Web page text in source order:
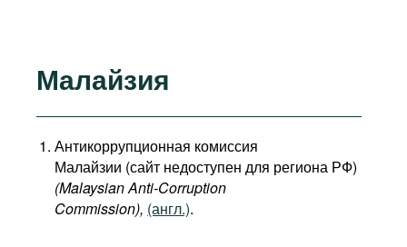
Малайзия
Антикоррупционная комиссия
Малайзии (сайт недоступен для региона РФ)
(Malaysian Anti-Corruption
Commission), (англ.).